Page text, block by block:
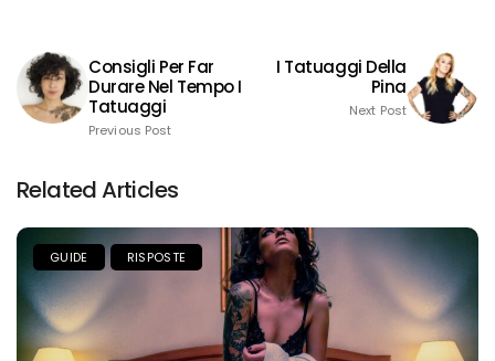
Consigli Per Far
Durare Nel Tempo I
Tatuaggi
Previous Post
I Tatuaggi Della
Pina
Next Post
Related Articles
GUIDE RISPOSTE